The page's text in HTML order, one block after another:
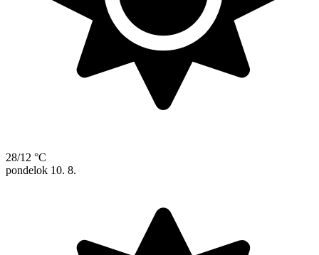
28/12 °C
pondelok 10. 8.